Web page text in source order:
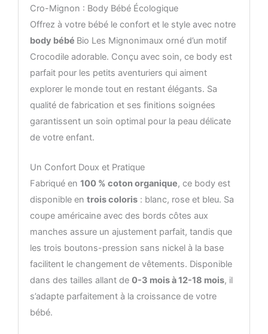
Cro-Mignon : Body Bébé Écologique
Offrez à votre bébé le confort et le style avec notre
body bébé Bio Les Mignonimaux orné d’un motif
Crocodile adorable. Conçu avec soin, ce body est
parfait pour les petits aventuriers qui aiment
explorer le monde tout en restant élégants. Sa
qualité de fabrication et ses finitions soignées
garantissent un soin optimal pour la peau délicate
de votre enfant.
Un Confort Doux et Pratique
Fabriqué en 100 % coton organique, ce body est
disponible en trois coloris: blanc, rose et bleu. Sa
coupe américaine avec des bords côtes aux
manches assure un ajustement parfait, tandis que
les trois boutons-pression sans nickel à la base
facilitent le changement de vêtements. Disponible
dans des tailles allant de 0-3 mois à 12-18 mois, il
s’adapte parfaitement à la croissance de votre
bébé.